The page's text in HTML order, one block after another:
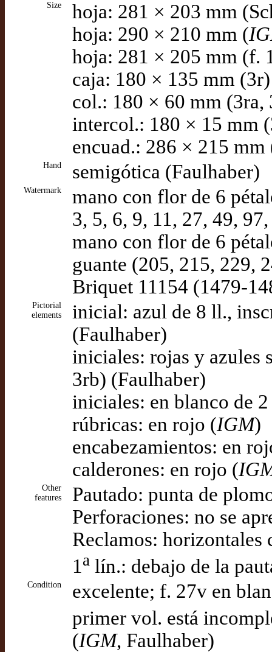
Size
hoja: 281 × 203 mm
hoja: 290 × 210 mm (
hoja: 281 × 205 mm (f.
caja: 180 × 135 mm
col.: 180 × 60 mm (3ra,
intercol.: 180 × 15 mm
encuad.: 286 × 215 mm
Hand semigótica (Faulhaber)
Watermark
mano con flor de 6
3, 5, 6, 9, 11, 27, 49,
mano con flor de 6
guante (205, 215, 229,
Briquet 11154 (1479-
Pictorial
elements
inicial: azul de 8 ll.,
(Faulhaber)
iniciales: rojas y azules
3rb) (Faulhaber)
iniciales: en blanco de
rúbricas: en rojo (IGM)
encabezamientos: en
calderones: en rojo (
Other
features
Pautado: punta de
Perforaciones: no se
Reclamos: horizontales
1 a lín.: debajo de la
Condition
excelente; f. 27v en
primer vol. está
(IGM, Faulhaber)